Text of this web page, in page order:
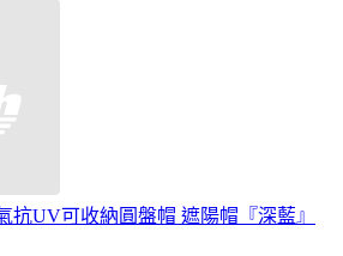
抗UV可收納圓盤帽 遮陽帽『深藍』